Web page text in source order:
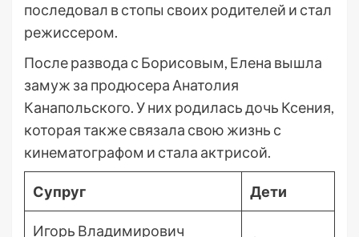
последовал в стопы своих родителей и стал
режиссером.
После развода с Борисовым, Елена вышла
замуж за продюсера Анатолия
Канапольского. У них родилась дочь Ксения,
которая также связала свою жизнь с
кинематографом и стала актрисой.
Супруг Дети
Игорь Владимирович